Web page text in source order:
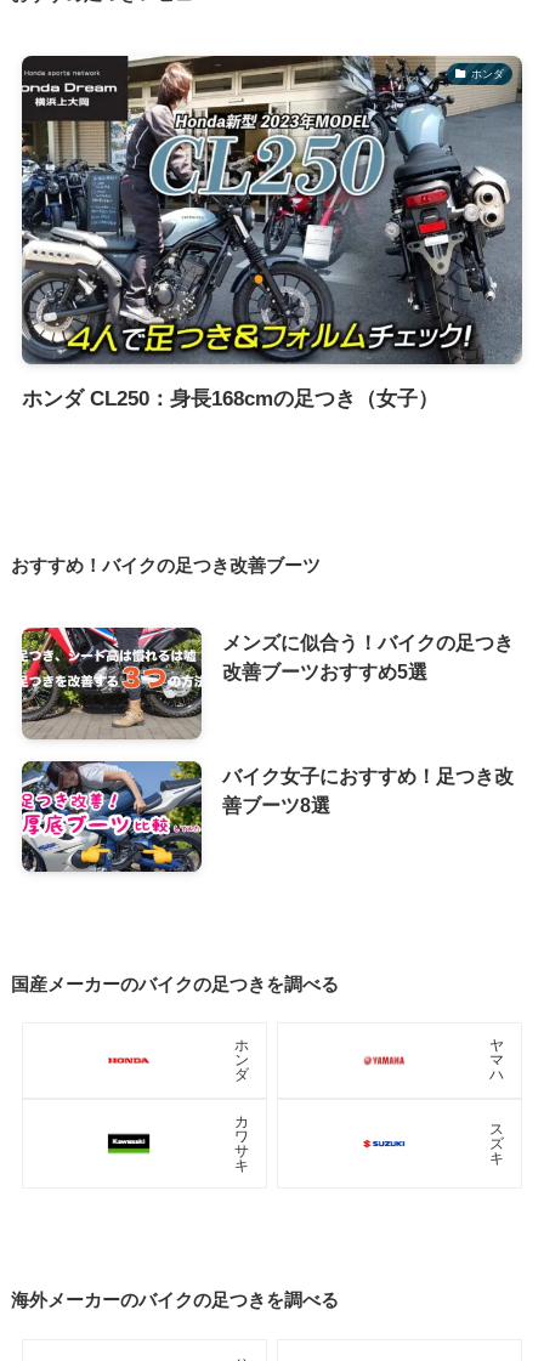
ホンダ
ホンダ CL250：身長168cmの足つき（女子）
おすすめ！バイクの足つき改善ブーツ
メンズに似合う！バイクの足つき
改善ブーツおすすめ5選
バイク女子におすすめ！足つき改
善ブーツ8選
国産メーカーのバイクの足つきを調べる
ホ
ン
ダ
ヤ
マ
ハ
カ
ワ
サ
キ
ス
ズ
キ
海外メーカーのバイクの足つきを調べる